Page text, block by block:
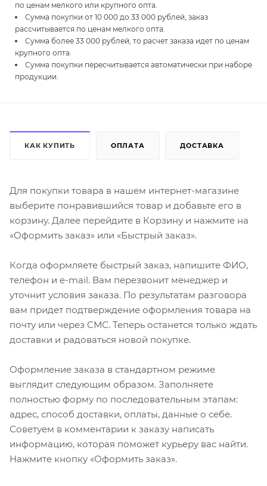
по ценам мелкого или крупного опта.
Сумма покупки от 10 000 до 33 000 рублей, заказ
рассчитывается по ценам мелкого опта.
Сумма более 33 000 рублей, то расчет заказа идет по ценам
крупного опта.
Сумма покупки пересчитывается автоматически при наборе
продукции.
КАК КУПИТЬ ОПЛАТА ДОСТАВКА
Для покупки товара в нашем интернет-магазине
выберите понравившийся товар и добавьте его в
корзину. Далее перейдите в Корзину и нажмите на
«Оформить заказ» или «Быстрый заказ».
Когда оформляете быстрый заказ, напишите ФИО,
телефон и e-mail. Вам перезвонит менеджер и
уточнит условия заказа. По результатам разговора
вам придет подтверждение оформления товара на
почту или через СМС. Теперь останется только ждать
доставки и радоваться новой покупке.
Оформление заказа в стандартном режиме
выглядит следующим образом. Заполняете
полностью форму по последовательным этапам:
адрес, способ доставки, оплаты, данные о себе.
Советуем в комментарии к заказу написать
информацию, которая поможет курьеру вас найти.
Нажмите кнопку «Оформить заказ».